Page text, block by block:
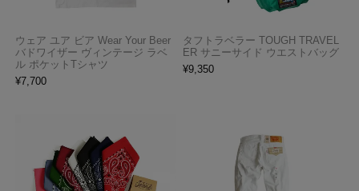
ウェア ユア ビア Wear Your Beer
バドワイザー ヴィンテージ ラベ
ル ポケットTシャツ
¥7,700
タフトラベラー TOUGH TRAVEL
ER サニーサイド ウエストバッグ
¥9,350